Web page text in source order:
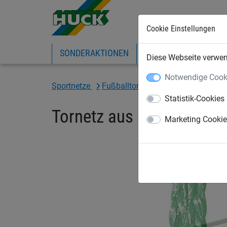
Cookie Einstellungen
Diese Webseite
Notwendige
Statistik-Cookies
Marketing
SONDERAKTIONEN EXPRESS-SHOP
Sportnetze Fußballtornetze und Zubehör
Tornetz aus PP, ca. 5